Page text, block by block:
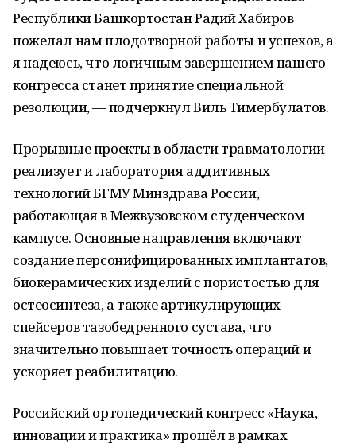
Республики Башкортостан Радий Хабиров
пожелал нам плодотворной работы и успехов, а
я надеюсь, что логичным завершением нашего
конгресса станет принятие специальной
резолюции, — подчеркнул Виль Тимербулатов.
Прорывные проекты в области травматологии
реализует и лаборатория аддитивных
технологий БГМУ Минздрава России,
работающая в Межвузовском студенческом
кампусе. Основные направления включают
создание персонифицированных имплантатов,
биокерамических изделий с пористостью для
остеосинтеза, а также артикулирующих
спейсеров тазобедренного сустава, что
значительно повышает точность операций и
ускоряет реабилитацию.
Российский ортопедический конгресс «Наука,
инновации и практика» прошёл в рамках